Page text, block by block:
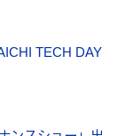
TECH DAY